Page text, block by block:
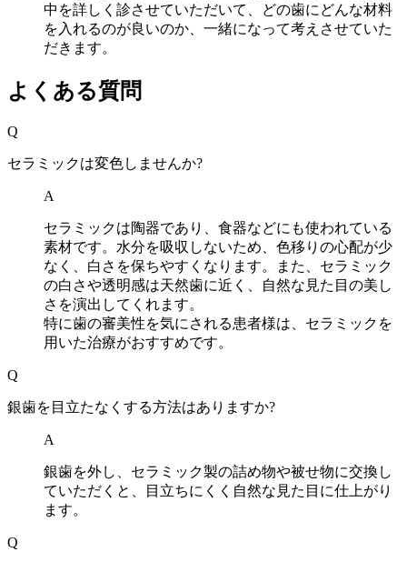
中を詳しく診させていただいて、どの歯にどんな材料
を入れるのが良いのか、一緒になって考えさせていた
だきます。
よくある質問
Q
セラミックは変色しませんか?
A
セラミックは陶器であり、食器などにも使われている
素材です。水分を吸収しないため、色移りの心配が少
なく、白さを保ちやすくなります。また、セラミック
の白さや透明感は天然歯に近く、自然な見た目の美し
さを演出してくれます。
特に歯の審美性を気にされる患者様は、セラミックを
用いた治療がおすすめです。
Q
銀歯を目立たなくする方法はありますか?
A
銀歯を外し、セラミック製の詰め物や被せ物に交換し
ていただくと、目立ちにくく自然な見た目に仕上がり
ます。
Q